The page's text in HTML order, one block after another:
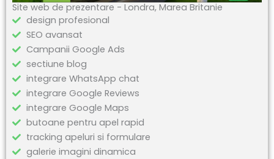
Site web de prezentare - Londra, Marea Britanie
design profesional
SEO avansat
Campanii Google Ads
sectiune blog
integrare WhatsApp chat
integrare Google Reviews
integrare Google Maps
butoane pentru apel rapid
tracking apeluri si formulare
galerie imagini dinamica